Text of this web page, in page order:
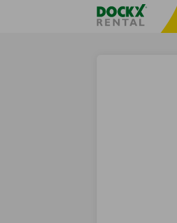
Taalselectie overslaanFratello DEMO